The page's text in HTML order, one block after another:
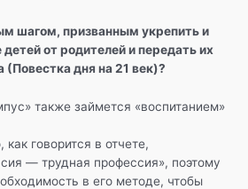
шагом, призванным укрепить и
детей от родителей и передать их
(Повестка дня на 21 век)?
также займется «воспитанием»
говорится в отчете,
— трудная профессия», поэтому
в его методе, чтобы